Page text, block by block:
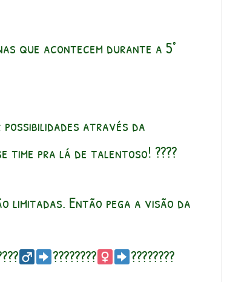
que acontecem durante a 5°
possibilidades através da
time pra lá de talentoso! ????
limitadas. Então pega a visão da
????????‍ ????????